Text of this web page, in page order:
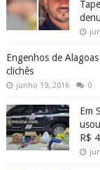
Engenhos de
clichês
junho 19, 2016 0
Em
R$